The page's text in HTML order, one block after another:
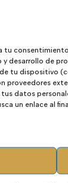
desarrollo de
tu dispositivo
proveedores
datos
un enlace al